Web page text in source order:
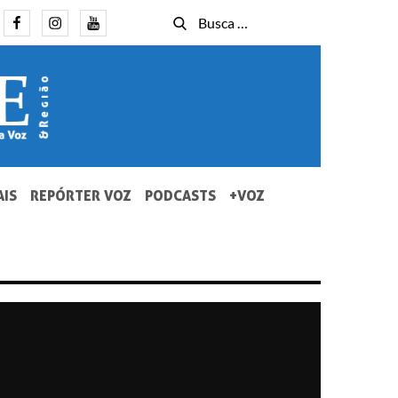
FacebookInstagramYoutube
Busca
for:
Busca
REPÓRTER VOZ PODCASTS +VOZ